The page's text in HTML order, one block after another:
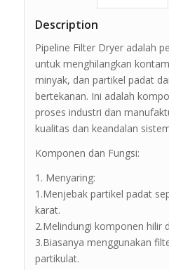
Description
Pipeline Filter Dryer adalah
untuk menghilangkan
minyak, dan partikel padat
bertekanan. Ini adalah
proses industri dan
kualitas dan keandalan
Komponen dan Fungsi:
1. Menyaring:
1.Menjebak partikel padat
karat.
2.Melindungi komponen hilir
3.Biasanya menggunakan
partikulat.